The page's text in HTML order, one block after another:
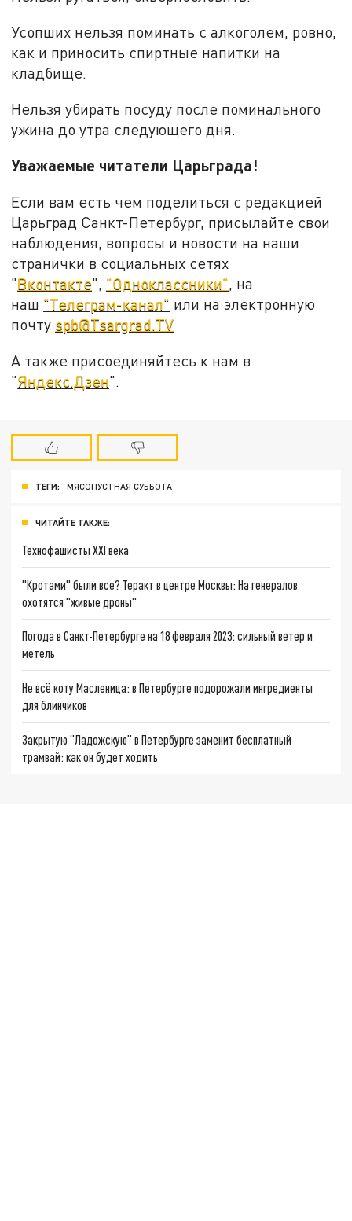
Усопших нельзя поминать с алкоголем, ровно,
как и приносить спиртные напитки на
кладбище.
Нельзя убирать посуду после поминального
ужина до утра следующего дня.
Уважаемые читатели Царьграда!
Если вам есть чем поделиться с редакцией
Царьград Санкт-Петербург, присылайте свои
наблюдения, вопросы и новости на наши
странички в социальных сетях
"Вконтакте", "Одноклассники", на
наш "Телеграм-канал" или на электронную
почту spb@Tsargrad.TV
А также присоединяйтесь к нам в
"Яндекс.Дзен".
ТЕГИ: МЯСОПУСТНАЯ СУББОТА
ЧИТАЙТЕ ТАКЖЕ:
Технофашисты XXI века
"Кротами" были все? Теракт в центре Москвы: На генералов
охотятся "живые дроны"
Погода в Санкт-Петербурге на 18 февраля 2023: сильный ветер и
метель
Не всё коту Масленица: в Петербурге подорожали ингредиенты
для блинчиков
Закрытую "Ладожскую" в Петербурге заменит бесплатный
трамвай: как он будет ходить